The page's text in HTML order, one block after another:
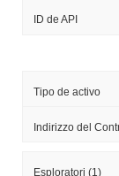
ID de API
Tipo de activo
Indirizzo del
Esploratori (1)